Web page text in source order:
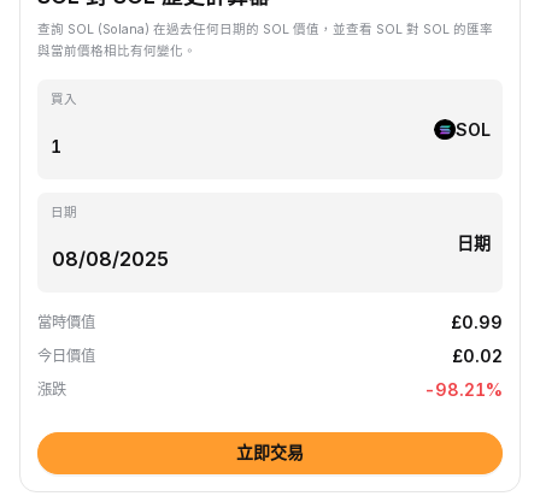
查詢 SOL (Solana) 在過去任何日期的 SOL 價值，並查看 SOL 對 SOL 的匯率
與當前價格相比有何變化。
買入
SOL
日期
日期
當時價值 £0.99
今日價值 £0.02
漲跌 -98.21%
立即交易